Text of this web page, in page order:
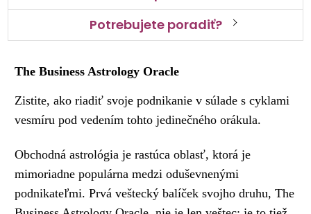
Potrebujete poradiť?
The Business Astrology Oracle
Zistite, ako riadiť svoje podnikanie v súlade s cyklami
vesmíru pod vedením tohto jedinečného orákula.
Obchodná astrológia je rastúca oblasť, ktorá je
mimoriadne populárna medzi oduševnenými
podnikateľmi. Prvá veštecký balíček svojho druhu, The